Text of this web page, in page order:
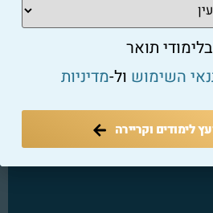
תואר
השימוש ול-מדיניות
לימודים וקריירה